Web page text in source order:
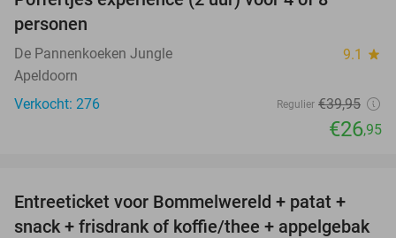
personen
De Pannenkoeken Jungle 9.1 star
Apeldoorn
Verkocht: 276
Regulier €39,95
€26,95
23%
Entreeticket voor Bommelwereld + patat +
snack + frisdrank of koffie/thee + appelgebak